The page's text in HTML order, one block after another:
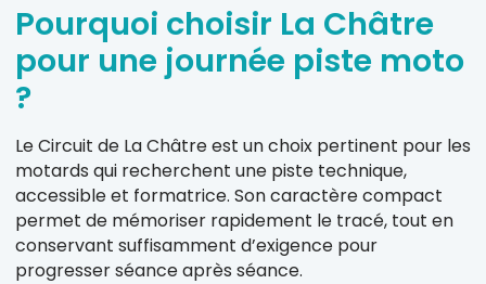
Pourquoi choisir La Châtre
pour une journée piste moto
?
Le Circuit de La Châtre est un choix pertinent pour les
motards qui recherchent une piste technique,
accessible et formatrice. Son caractère compact
permet de mémoriser rapidement le tracé, tout en
conservant suffisamment d’exigence pour
progresser séance après séance.